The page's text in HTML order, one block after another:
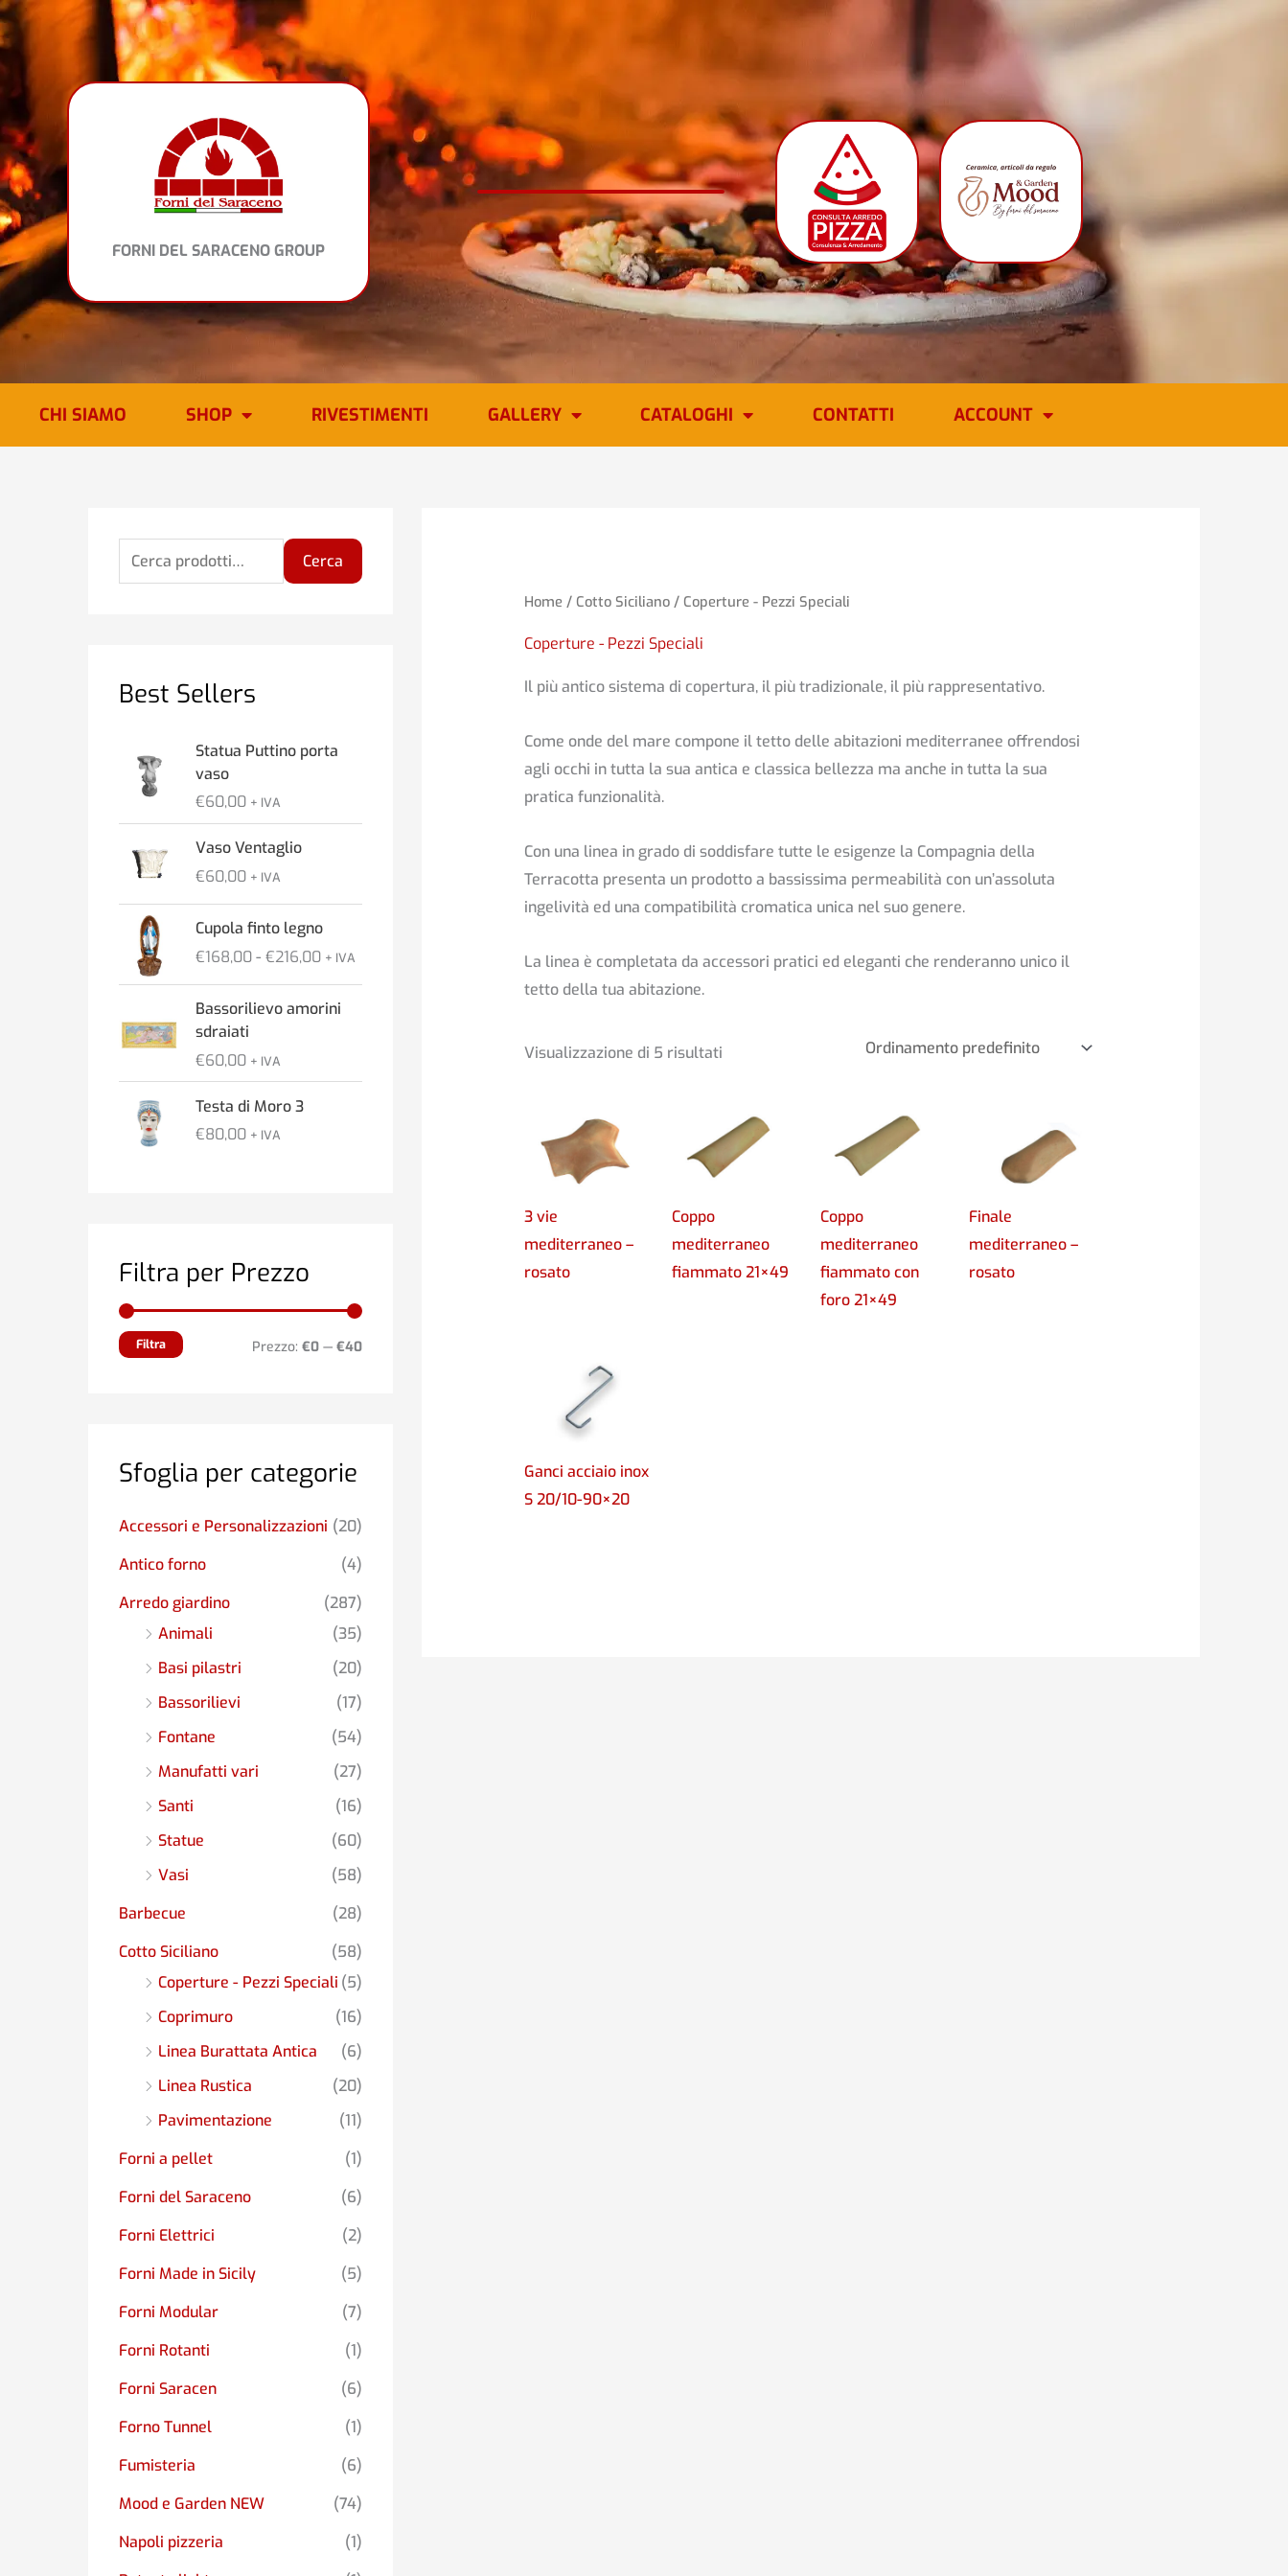
Vai
al
contenuto
FORNI DEL SARACENO GROUP
CHI SIAMO SHOP RIVESTIMENTI GALLERY CATALOGHI CONTATTI ACCOUNT
r
Cerca
Best Sellers
Statua Puttino porta
vaso
€60,00 + IVA
Vaso Ventaglio
€60,00 + IVA
Cupola finto legno
€168,00- €216,00s
c
i
i
€
6
a
2
0
+ IVA
Bassorilievo amorini
sdraiati
€60,00 + IVA
Testa di Moro 3
€80,00 + IVA
Filtra per Prezzo
rr
Filtra Prezzo: €0 — €40
Sfoglia per categorie
Accessori e Personalizzazioni (20)
Antico forno
(4)
Arredo giardino
(287)
Animali
(35)
Basi pilastri
(20)
Bassorilievi
(17)
Fontane
(54)
Manufatti vari
(27)
Santi
(16)
Statue
(60)
Vasi
(58)
Barbecue
(28)
Cotto Siciliano
(58)
Coperture - Pezzi Speciali (5)
Coprimuro
(16)
Linea Burattata Antica
(6)
Linea Rustica
(20)
Pavimentazione
(11)
Forni a pellet
(1)
Forni del Saraceno
(6)
Forni Elettrici
(2)
Forni Made in Sicily
(5)
Forni Modular
(7)
Forni Rotanti
(1)
Forni Saracen
(6)
Forno Tunnel
(1)
Fumisteria
(6)
Mood e Garden NEW
(74)
Napoli pizzeria
(1)
Home / Cotto Siciliano/ Coperture - Pezzi Speciali
Coperture - Pezzi Speciali
Il più antico sistema di copertura, il più tradizionale, il più rappresentativo.
Come onde del mare compone il tetto delle abitazioni mediterranee offrendosi
agli occhi in tutta la sua antica e classica bellezza ma anche in tutta la sua
pratica funzionalità.
Con una linea in grado di soddisfare tutte le esigenze la Compagnia della
Terracotta presenta un prodotto a bassissima permeabilità con un’assoluta
ingelività ed una compatibilità cromatica unica nel suo genere.
La linea è completata da accessori pratici ed eleganti che renderanno unico il
tetto della tua abitazione.
Visualizzazione di 5 risultati
3 vie
mediterraneo –
rosato
Coppo
mediterraneo
fiammato 21×49
Coppo
mediterraneo
fiammato con
foro 21×49
Finale
mediterraneo –
rosato
Ganci acciaio inox
S 20/10-90×20